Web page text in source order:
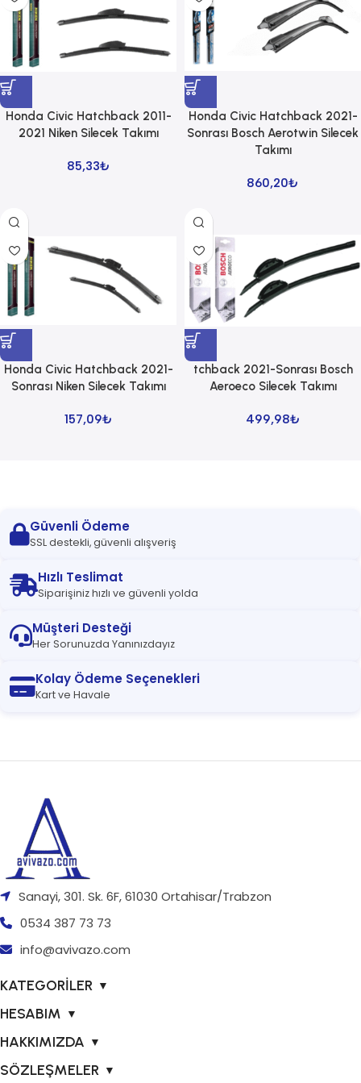
Honda Civic Hatchback 2011-
2021 Niken Silecek Takımı
85,33₺
Honda Civic Hatchback 2021-
Sonrası Bosch Aerotwin Silecek
Takımı
860,20₺
Honda Civic Hatchback 2021-
Sonrası Niken Silecek Takımı
157,09₺
tchback 2021-Sonrası Bosch
Aeroeco Silecek Takımı
499,98₺
Güvenli Ödeme
SSL destekli, güvenli alışveriş
Hızlı Teslimat
Siparişiniz hızlı ve güvenli yolda
Müşteri Desteği
Her Sorunuzda Yanınızdayız
Kolay Ödeme Seçenekleri
Kart ve Havale
Sanayi, 301. Sk. 6F, 61030 Ortahisar/Trabzon
0534 387 73 73
info@avivazo.com
KATEGORİLER ▼
HESABIM ▼
HAKKIMIZDA ▼
SÖZLEŞMELER ▼